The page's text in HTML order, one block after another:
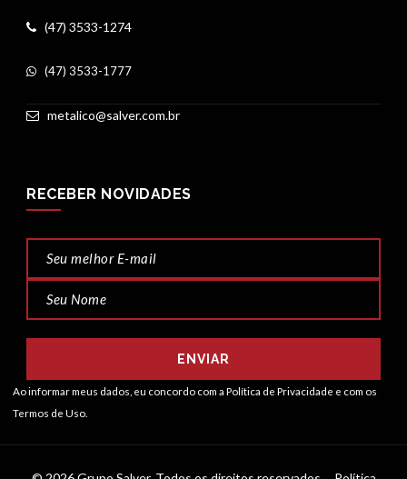
(47) 3533-1274
(47) 3533-1777
metalico@salver.com.br
RECEBER NOVIDADES
ENVIAR
Ao informar meus dados, eu concordo com a Política de Privacidade e com os
Termos de Uso.